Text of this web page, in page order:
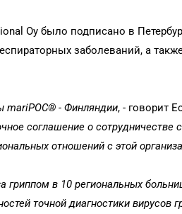
Oy было подписано в
заболеваний, а
mariPOC® - Финляндии, - говорит
соглашение о сотрудничестве
отношений с этой
гриппом в 10 региональных
точной диагностики вирусов